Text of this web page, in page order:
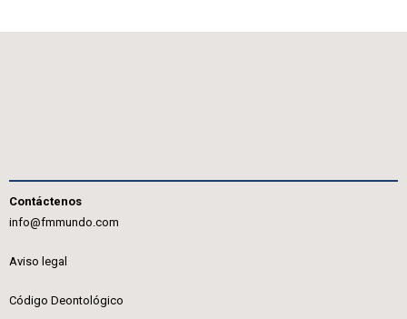
Contáctenos
info@fmmundo.com
Aviso legal
Código Deontológico